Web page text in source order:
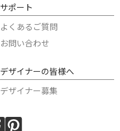
サポート
よくあるご質問
お問い合わせ
デザイナーの皆様へ
デザイナー募集